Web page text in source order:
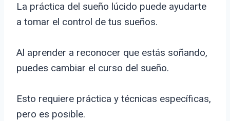
La práctica del sueño lúcido puede ayudarte
a tomar el control de tus sueños.
Al aprender a reconocer que estás soñando,
puedes cambiar el curso del sueño.
Esto requiere práctica y técnicas específicas,
pero es posible.